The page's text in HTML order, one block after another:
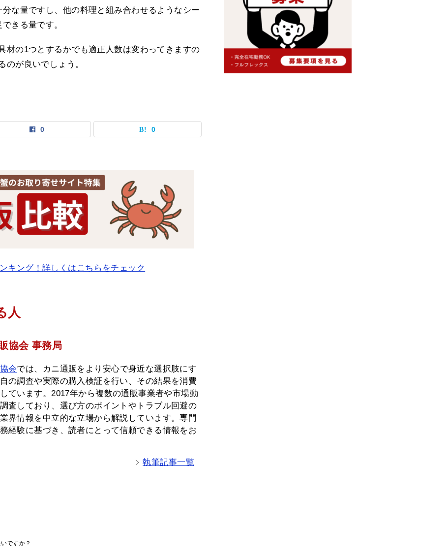
な量ですし、他の料理と組み合わせるようなシー
きる量です。
材の1つとするかでも適正人数は変わってきますの
のが良いでしょう。
0 0
キング！詳しくはこちらをチェック
人
協会 事務局
会では、カニ通販をより安心で身近な選択肢にす
の調査や実際の購入検証を行い、その結果を消費
ています。2017年から複数の通販事業者や市場動
査しており、選び方のポイントやトラブル回避の
界情報を中立的な立場から解説しています。専門
経験に基づき、読者にとって信頼できる情報をお
執筆記事一覧
ですか？